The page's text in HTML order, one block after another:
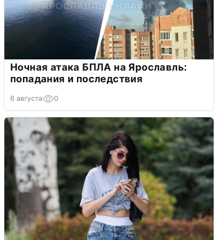
Ночная атака БПЛА на Ярославль:
попадания и последствия
6 августа 0